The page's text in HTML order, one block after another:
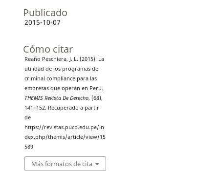
Publicado
2015-10-07
Cómo citar
Reaño Peschiera, J. L. (2015). La
utilidad de los programas de
criminal compliance para las
empresas que operan en Perú.
THEMIS Revista De Derecho, (68),
141–152. Recuperado a partir
de
https://revistas.pucp.edu.pe/in
dex.php/themis/article/view/15
589
Más formatos de cita